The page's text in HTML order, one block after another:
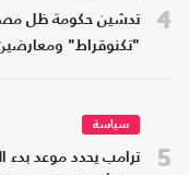
4
تدشين حكومة ظل
"تكنوقراط"
5
سياسة
ترامب يحدد موعد